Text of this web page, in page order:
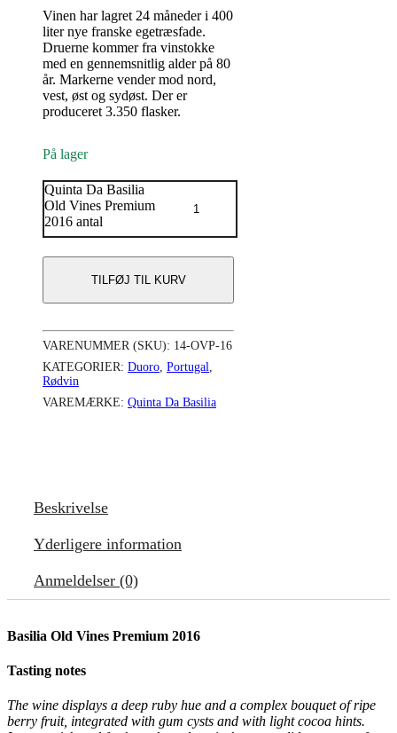
Vinen har lagret 24 måneder i 400
liter nye franske egetræsfade.
Druerne kommer fra vinstokke
med en gennemsnitlig alder på 80
år. Markerne vender mod nord,
vest, øst og sydøst. Der er
produceret 3.350 flasker.
På lager
Quinta Da Basilia
Old Vines Premium
2016 antal
TILFØJ TIL KURV
VARENUMMER (SKU): 14-OVP-16
KATEGORIER: Duoro Portugal
Rødvin
VAREMÆRKE: Quinta Da Basilia
Beskrivelse
Yderligere information
Anmeldelser (0)
Basilia Old Vines Premium 2016
Tasting notes
The wine displays a deep ruby hue and a complex bouquet of ripe
berry fruit, integrated with gum cysts and with light cocoa hints.